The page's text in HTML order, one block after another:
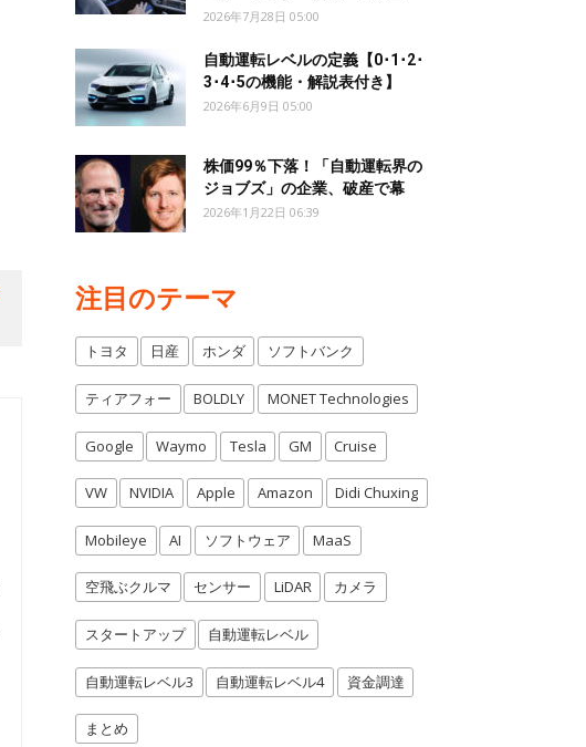
2026年7月28日 05:00
自動運転レベルの定義【0･1･2･
3･4･5の機能・解説表付き】
2026年6月9日 05:00
株価99％下落！「自動運転界の
ジョブズ」の企業、破産で幕
2026年1月22日 06:39
注目のテーマ
トヨタ 日産 ホンダ ソフトバンク
ティアフォー BOLDLY MONET Technologies
Google Waymo Tesla GM Cruise
VW NVIDIA Apple Amazon Didi Chuxing
Mobileye AI ソフトウェア MaaS
空飛ぶクルマ センサー LiDAR カメラ
スタートアップ 自動運転レベル
自動運転レベル3 自動運転レベル4 資金調達
まとめ